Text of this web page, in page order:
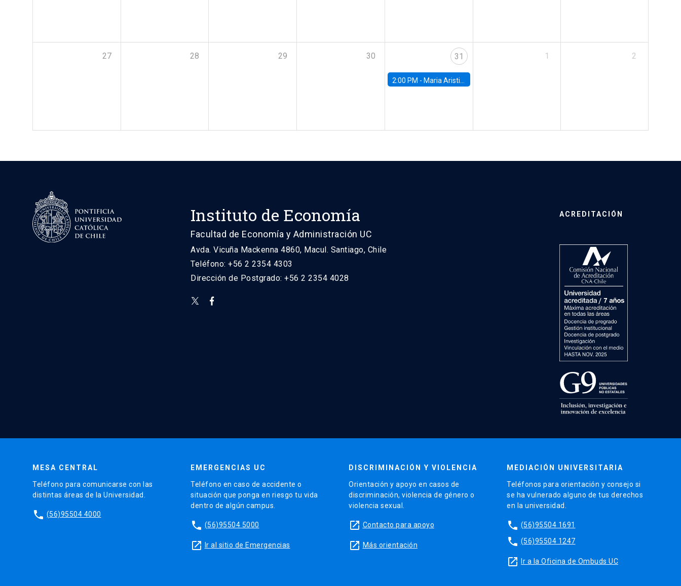
27 28 29 30 31
2:00 PM - Maria Aristizabal-Ramirez, FED Board
1 2
Instituto de Economía
Facultad de Economía y Administración UC
Avda. Vicuña Mackenna 4860, Macul. Santiago, Chile
Teléfono: +56 2 2354 4303
Dirección de Postgrado: +56 2 2354 4028
ACREDITACIÓN
MESA CENTRAL
Teléfono para comunicarse con las
distintas áreas de la Universidad.
phone (56)95504 4000
EMERGENCIAS UC
Teléfono en caso de accidente o
situación que ponga en riesgo tu vida
dentro de algún campus.
phone (56)95504 5000
launch Ir al sitio de Emergencias
DISCRIMINACIÓN Y VIOLENCIA
Orientación y apoyo en casos de
discriminación, violencia de género o
violencia sexual.
launch Contacto para apoyo
launch Más orientación
MEDIACIÓN UNIVERSITARIA
Teléfonos para orientación y consejo si
se ha vulnerado alguno de tus derechos
en la universidad.
phone (56)95504 1691
phone (56)95504 1247
launch Ir a la Oficina de Ombuds UC